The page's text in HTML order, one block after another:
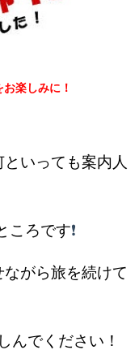
楽しみに！
いっても案内人
ころです❗️
ながら旅を続けて
んでください！